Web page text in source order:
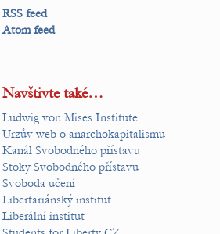
RSS feed
Atom feed
Navštivte také…
Ludwig von Mises Institute
Urzův web o anarchokapitalismu
Kanál Svobodného přístavu
Stoky Svobodného přístavu
Svoboda učení
Libertariánský institut
Liberální institut